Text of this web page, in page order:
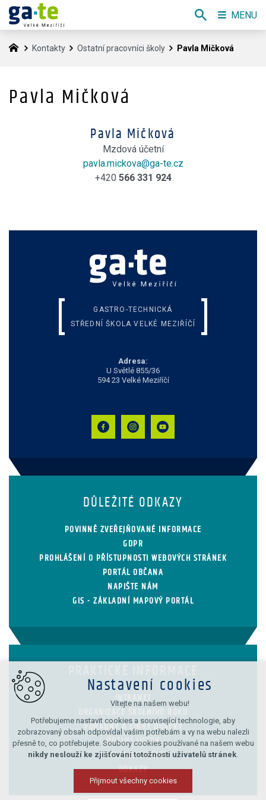
Kontakty Ostatní pracovníci školy Pavla Mičková
Pavla Mičková
Pavla Mičková
Mzdová účetní
pavla.mickova@ga-te.cz
+420 566 331 924
GASTRO-TECHNICKÁ
STŘEDNÍ ŠKOLA VELKÉ MEZIŘÍČÍ
Adresa:
U Světlé 855/36
594 23 Velké Meziříčí
DŮLEŽITÉ ODKAZY
POVINNĚ ZVEŘEJŇOVANÉ INFORMACE
GDPR
PROHLÁŠENÍ O PŘÍSTUPNOSTI WEBOVÝCH STRÁNEK
PORTÁL OBČANA
NAPIŠTE NÁM
GIS - ZÁKLADNÍ MAPOVÝ PORTÁL
INTRANET
PORADNY A LINKY DŮVĚRY
JÍDELNÍ LÍSTEK
SPOLUPRACUJEME
ODKAZY
MENU
Nastavení cookies
Vítejte na našem webu!
Potřebujeme nastavit cookies a související technologie, aby
zobrazovaný obsah odpovídal vašim potřebám a vy na webu nalezli
přesně to, co potřebujete. Soubory cookies používané na našem webu
nikdy neslouží ke zjišťování totožnosti uživatelů stránek.
Přijmout všechny cookies